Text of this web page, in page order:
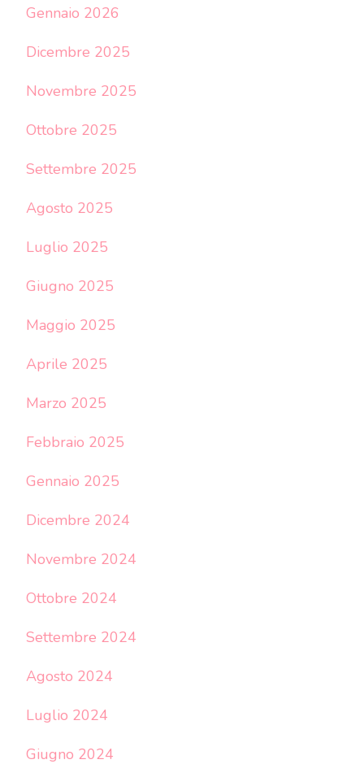
Gennaio 2026
Dicembre 2025
Novembre 2025
Ottobre 2025
Settembre 2025
Agosto 2025
Luglio 2025
Giugno 2025
Maggio 2025
Aprile 2025
Marzo 2025
Febbraio 2025
Gennaio 2025
Dicembre 2024
Novembre 2024
Ottobre 2024
Settembre 2024
Agosto 2024
Luglio 2024
Giugno 2024